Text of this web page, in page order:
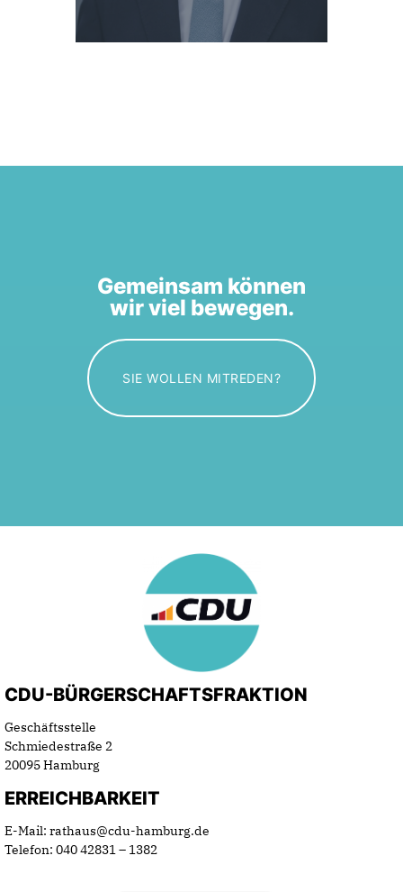
Gemeinsam können
wir viel bewegen.
SIE WOLLEN MITREDEN?
CDU-BÜRGERSCHAFTSFRAKTION
Geschäftsstelle
Schmiedestraße 2
20095 Hamburg
ERREICHBARKEIT
E-Mail: rathaus@cdu-hamburg.de
Telefon: 040 42831 – 1382